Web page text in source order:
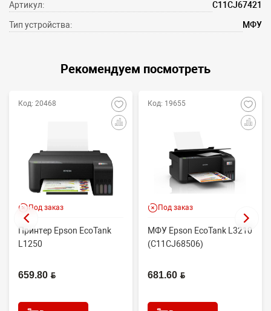
Артикул: C11CJ67421
Тип устройства: МФУ
Рекомендуем посмотреть
Код: 20468
Под заказ
Принтер Epson EcoTank
L1250
659.80 BYN
Код: 19655
Под заказ
МФУ Epson EcoTank L3210
(C11CJ68506)
681.60 BYN